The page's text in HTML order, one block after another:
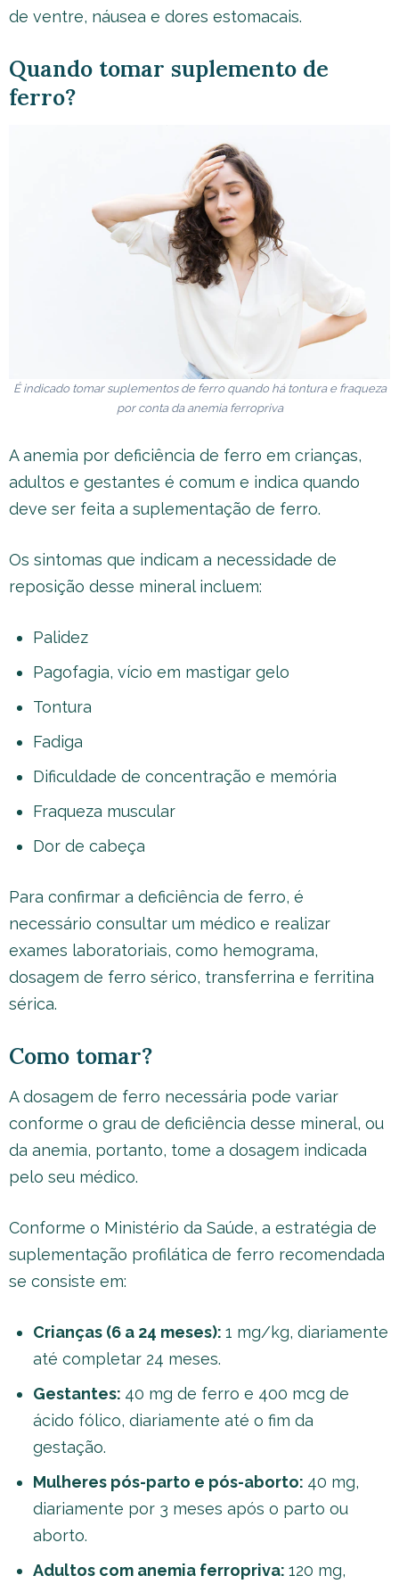
de ventre, náusea e dores estomacais.
Quando tomar suplemento de
ferro?
É indicado tomar suplementos de ferro quando há tontura e fraqueza
por conta da anemia ferropriva
A anemia por deficiência de ferro em crianças,
adultos e gestantes é comum e indica quando
deve ser feita a suplementação de ferro.
Os sintomas que indicam a necessidade de
reposição desse mineral incluem:
Palidez
Pagofagia, vício em mastigar gelo
Tontura
Fadiga
Dificuldade de concentração e memória
Fraqueza muscular
Dor de cabeça
Para confirmar a deficiência de ferro, é
necessário consultar um médico e realizar
exames laboratoriais, como hemograma,
dosagem de ferro sérico, transferrina e ferritina
sérica.
Como tomar?
A dosagem de ferro necessária pode variar
conforme o grau de deficiência desse mineral, ou
da anemia, portanto, tome a dosagem indicada
pelo seu médico.
Conforme o Ministério da Saúde, a estratégia de
suplementação profilática de ferro recomendada
se consiste em:
Crianças (6 a 24 meses): 1 mg/kg, diariamente
até completar 24 meses.
Gestantes: 40 mg de ferro e 400 mcg de
ácido fólico, diariamente até o fim da
gestação.
Mulheres pós-parto e pós-aborto: 40 mg,
diariamente por 3 meses após o parto ou
aborto.
Adultos com anemia ferropriva: 120 mg,